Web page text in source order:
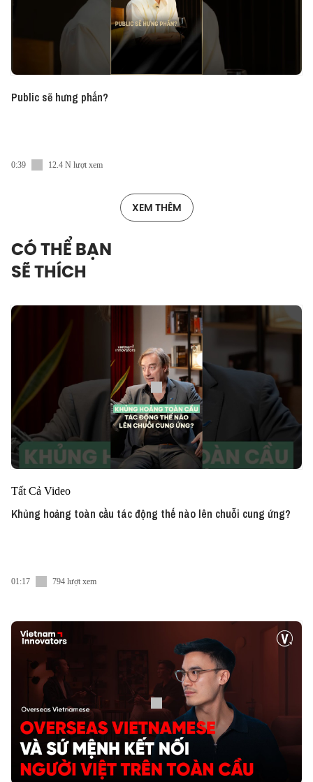
Public sẽ hưng phấn?
0:39 12.4 N lượt xem
XEM THÊM
CÓ THỂ BẠN
SẼ THÍCH
Tất Cả Video
Khủng hoảng toàn cầu tác động thế nào lên chuỗi cung ứng?
01:17 794 lượt xem